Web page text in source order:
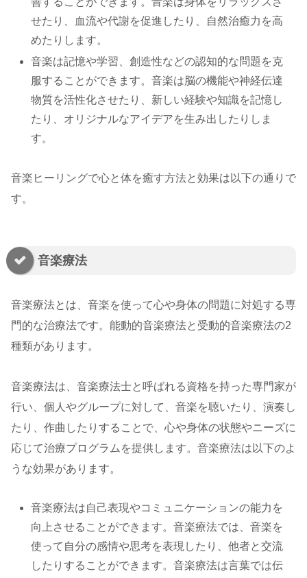
せたり、血流や代謝を促進したり、自然治癒力を高
めたりします。
音楽は記憶や学習、創造性などの認知的な問題を克
服することができます。音楽は脳の機能や神経伝達
物質を活性化させたり、新しい経験や知識を記憶し
たり、オリジナルなアイデアを生み出したりしま
す。
音楽ヒーリングで心と体を癒す方法と効果は以下の通りで
す。
音楽療法
音楽療法とは、音楽を使って心や身体の問題に対処する専
門的な治療法です。能動的音楽療法と受動的音楽療法の2
種類があります。
音楽療法は、音楽療法士と呼ばれる資格を持った専門家が
行い、個人やグループに対して、音楽を聴いたり、演奏し
たり、作曲したりすることで、心や身体の状態やニーズに
応じて治療プログラムを提供します。音楽療法は以下のよ
うな効果があります。
音楽療法は自己表現やコミュニケーションの能力を
向上させることができます。音楽療法では、音楽を
使って自分の感情や思考を表現したり、他者と交流
したりすることができます。音楽療法は言葉では伝